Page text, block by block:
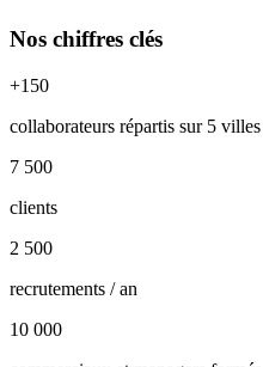
Nos chiffres clés
+150
collaborateurs répartis sur 5 villes
7 500
clients
2 500
recrutements / an
10 000